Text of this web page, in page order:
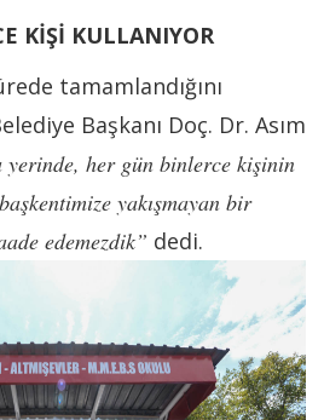
KİŞİ KULLANIYOR
tamamlandığını
Başkanı Doç. Dr. Asım
yerinde, her gün binlerce kişinin
yakışmayan bir
edemezdik” dedi.